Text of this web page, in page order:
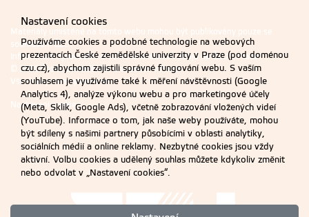
Materiály umístěné na tomto webu mohou být publikovány pouze se
souhlasem ČZU.
Informace o zpracování a ochraně osobních údajů na ČZU v Praze.
© 2026 Česká zemědělská univerzita v Praze
Všechna práva vyhrazena
Nastavení cookies
Nastavení cookies
Používáme cookies a podobné technologie na webových
prezentacích České zemědělské univerzity v Praze (pod doménou
czu.cz), abychom zajistili správné fungování webu. S vaším
souhlasem je využíváme také k měření návštěvnosti (Google
Analytics 4), analýze výkonu webu a pro marketingové účely
(Meta, Sklik, Google Ads), včetně zobrazování vložených videí
(YouTube). Informace o tom, jak naše weby používáte, mohou
být sdíleny s našimi partnery působícími v oblasti analytiky,
sociálních médií a online reklamy. Nezbytné cookies jsou vždy
aktivní. Volbu cookies a udělený souhlas můžete kdykoliv změnit
nebo odvolat v „Nastavení cookies“.